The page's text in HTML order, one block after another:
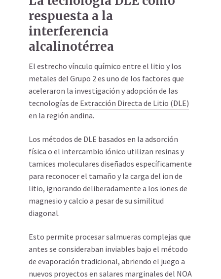
respuesta a la
interferencia
alcalinotérrea
El estrecho vínculo químico entre el litio y los
metales del Grupo 2 es uno de los factores que
aceleraron la investigación y adopción de las
tecnologías de Extracción Directa de Litio (DLE)
en la región andina.
Los métodos de DLE basados en la adsorción
física o el intercambio iónico utilizan resinas y
tamices moleculares diseñados específicamente
para reconocer el tamaño y la carga del ion de
litio, ignorando deliberadamente a los iones de
magnesio y calcio a pesar de su similitud
diagonal.
Esto permite procesar salmueras complejas que
antes se consideraban inviables bajo el método
de evaporación tradicional, abriendo el juego a
nuevos proyectos en salares marginales del NOA